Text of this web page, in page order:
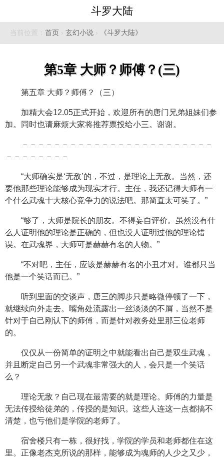
斗罗大陆
当前位置： 首页 › 玄幻小说 › 《斗罗大陆》
第5章 大师？师傅？(三)
第五章 大师？师傅？（三）
加精大会12.05正式开始，欢迎所有的唐门兄弟姐妹们参
加。同时也请麻烦大家将推荐票投给小三。谢谢。
－－－－－－－－－－－－－－－－－－－－－－－－
－－－－－－－－
“大师确实是‘无敌’的，不过，是理论上无敌。当然，还
要他那些理论能够成为现实才行。主任，我还记得大师有一
个什么武魂十大核心竞争力的说法吧。那简直太可笑了。”
“够了，大师是院长的朋友。不得妄自评价。虽然没有什
么人证明他的理论是正确的，但也没人证明过他的理论错
误。在武魂界，大师可是赫赫有名的人物。”
“不对吧，主任，应该是赫赫有名的小丑才对。谁都只当
他是一个笑话而已。”
听到里面的交谈声，唐三的脚步只是略微停顿了一下，
就继续向外走去。嘴角处流露出一丝淡淡的不屑，当然不是
针对于自己刚认下的师傅，而是针对教务处里那三位老师
的。
仅仅从一份简单的证明之中就能看出自己是双生武魂，
并且断定自己另一个武魂非常强大的人，会只是一个笑话
么？
理论无敌？自己现在最需要的就是理论。师傅的力量是
无法传授给徒弟的，传授的是知识。这些人连这一点都搞不
清楚，也亏他们是学院的老师了。
宿舍楼只有一栋，很好找，学院的学员和老师都住在这
里。正像老杰克所说的那样，能够成为魂师的人少之又少，